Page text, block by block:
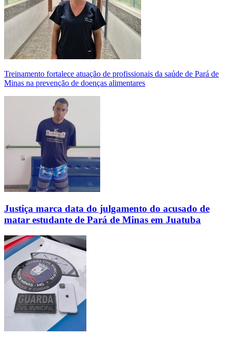
Treinamento fortalece atuação de profissionais da saúde de Pará de
Minas na prevenção de doenças alimentares
Justiça marca data do julgamento do acusado de
matar estudante de Pará de Minas em Juatuba